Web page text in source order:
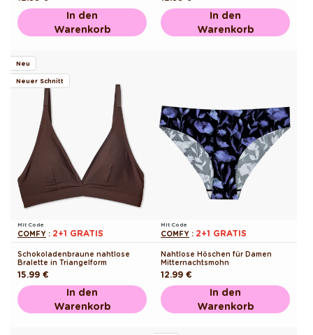
Preis
In den
Warenkorb
Preis
In den
Warenkorb
Neu
Neuer Schnitt
Mit Code
COMFY : 2+1 GRATIS
Schokoladenbraune nahtlose
Bralette in Triangelform
Normaler
Preis
15.99 €
In den
Warenkorb
Mit Code
COMFY : 2+1 GRATIS
Nahtlose Höschen für Damen
Mitternachtsmohn
Normaler
Preis
12.99 €
In den
Warenkorb